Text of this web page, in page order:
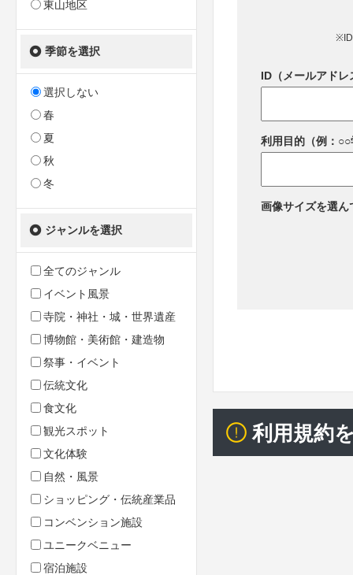
東山地区
季節を選択
選択しない
春
夏
秋
冬
ジャンルを選択
全てのジャンル
イベント風景
寺院・神社・城・世界遺産
博物館・美術館・建造物
祭事・イベント
伝統文化
食文化
観光スポット
文化体験
自然・風景
ショッピング・伝統産業品
コンベンション施設
ユニークベニュー
宿泊施設
※ID
ID（メールアドレ
利用目的（例：
画像サイズを選ん
利用規約